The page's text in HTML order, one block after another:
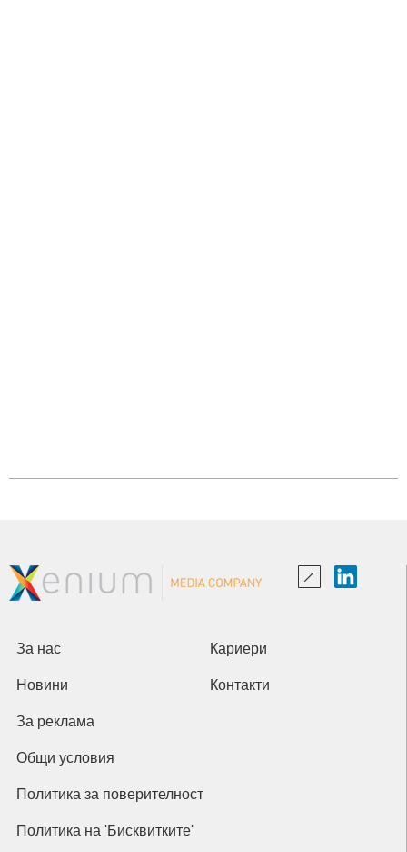
За нас Кариери
Новини Контакти
За реклама
Общи условия
Политика за поверителност
Политика на 'Бисквитките'